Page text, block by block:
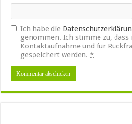
Ich habe die
genommen. Ich stimme zu, dass
Kontaktaufnahme und für
gespeichert werden.*